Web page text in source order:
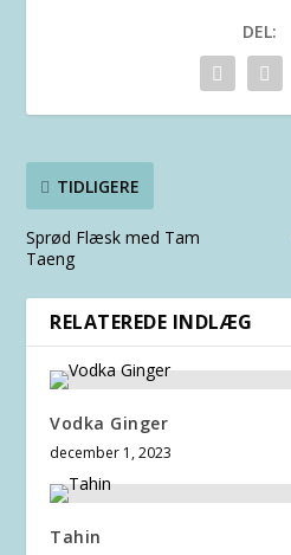
DEL:
TIDLIGERE
Sprød Flæsk med Tam
Taeng
RELATEREDE INDLÆG
Vodka Ginger
december 1, 2023
Tahin